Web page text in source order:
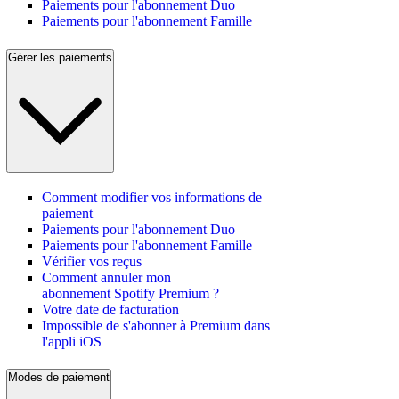
Paiements pour l'abonnement Duo
Paiements pour l'abonnement Famille
Gérer les paiements
Comment modifier vos informations de
paiement
Paiements pour l'abonnement Duo
Paiements pour l'abonnement Famille
Vérifier vos reçus
Comment annuler mon
abonnement Spotify Premium ?
Votre date de facturation
Impossible de s'abonner à Premium dans
l'appli iOS
Modes de paiement